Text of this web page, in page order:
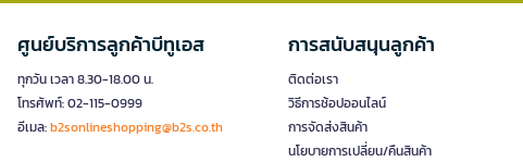
ศูนย์บริการลูกค้าบีทูเอส
ทุกวัน เวลา 8.30-18.00 น.
โทรศัพท์: 02-115-0999
อีเมล:b2sonlineshopping@b2s.co.th
การสนับสนุนลูกค้า
ติดต่อเรา
วิธีการช้อปออนไลน์
การจัดส่งสินค้า
นโยบายการเปลี่ยน/คืนสินค้า